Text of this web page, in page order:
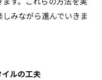
みながら進んでいきま
ルの工夫